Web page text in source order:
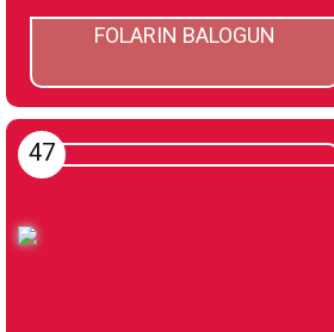
FOLARIN BALOGUN
47